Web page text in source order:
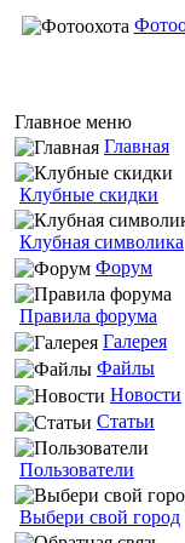
Главное меню
Главная
Клубные скидки
Клубная символика
Форум
Правила форума
Галерея
Файлы
Новости
Статьи
Пользователи
Выбери свой город